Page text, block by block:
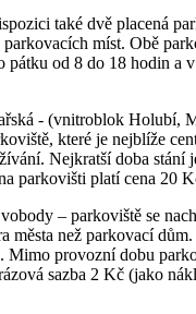
také dvě placená
míst. Obě
pátku od 8 do 18 hodin a
- (vnitroblok Holubí,
které je nejblíže
Nejkratší doba stání
parkovišti platí cena 20
– parkoviště se
města než parkovací dům.
Mimo provozní dobu
sazba 2 Kč (jako